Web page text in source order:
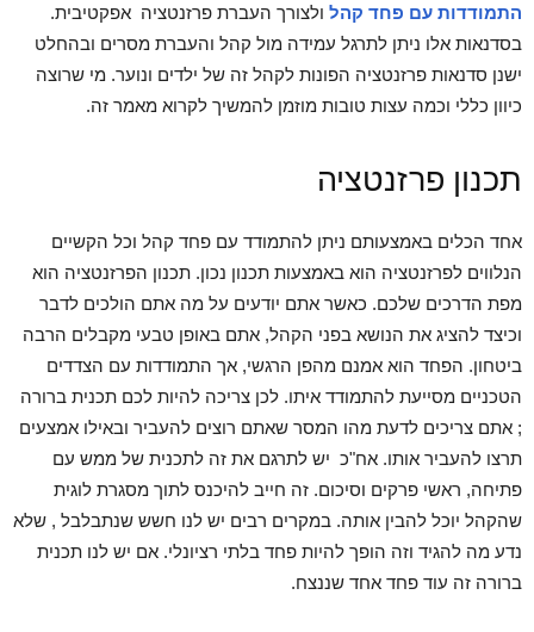
התמודדות עם פחד קהל ולצורך העברת פרזנטציה אפקטיבית.
בסדנאות אלו ניתן לתרגל עמידה מול קהל והעברת מסרים ובהחלט
ישנן סדנאות פרזנטציה הפונות לקהל זה של ילדים ונוער. מי שרוצה
כיוון כללי וכמה עצות טובות מוזמן להמשיך לקרוא מאמר זה.
תכנון פרזנטציה
אחד הכלים באמצעותם ניתן להתמודד עם פחד קהל וכל הקשיים
הנלווים לפרזנטציה הוא באמצעות תכנון נכון. תכנון הפרזנטציה הוא
מפת הדרכים שלכם. כאשר אתם יודעים על מה אתם הולכים לדבר
וכיצד להציג את הנושא בפני הקהל, אתם באופן טבעי מקבלים הרבה
ביטחון. הפחד הוא אמנם מהפן הרגשי, אך התמודדות עם הצדדים
הטכניים מסייעת להתמודד איתו. לכן צריכה להיות לכם תכנית ברורה
; אתם צריכים לדעת מהו המסר שאתם רוצים להעביר ובאילו אמצעים
תרצו להעביר אותו. אח"כ יש לתרגם את זה לתכנית של ממש עם
פתיחה, ראשי פרקים וסיכום. זה חייב להיכנס לתוך מסגרת לוגית
שהקהל יוכל להבין אותה. במקרים רבים יש לנו חשש שנתבלבל , שלא
נדע מה להגיד וזה הופך להיות פחד בלתי רציונלי. אם יש לנו תכנית
ברורה זה עוד פחד אחד שננצח.